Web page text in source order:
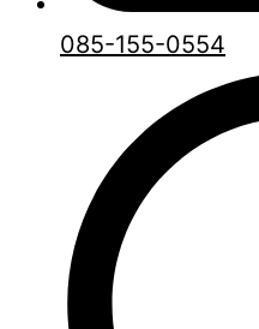
085-155-0554